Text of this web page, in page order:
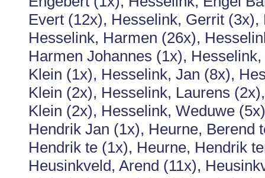
Evert (12x), Hesselink, Gerrit
Hesselink, Harmen (26x),
Harmen Johannes (1x),
Klein (1x), Hesselink, Jan (8x),
Klein (2x), Hesselink, Laurens
Klein (2x), Hesselink, Weduwe
Hendrik Jan (1x), Heurne, Berend
Hendrik te (1x), Heurne, Hendrik
Heusinkveld, Arend (11x),